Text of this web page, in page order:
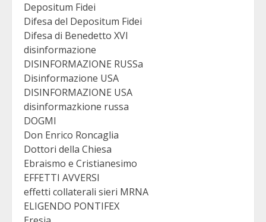
Depositum Fidei
Difesa del Depositum Fidei
Difesa di Benedetto XVI
disinformazione
DISINFORMAZIONE RUSSa
Disinformazione USA
DISINFORMAZIONE USA
disinformazkione russa
DOGMI
Don Enrico Roncaglia
Dottori della Chiesa
Ebraismo e Cristianesimo
EFFETTI AVVERSI
effetti collaterali sieri MRNA
ELIGENDO PONTIFEX